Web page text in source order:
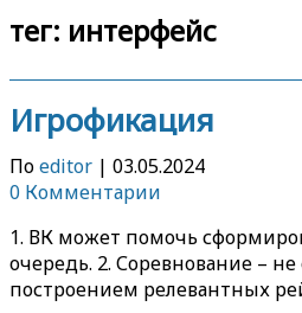
тег: интерфейс
Игрофикация
Поeditor | 03.05.2024
0 Комментарии
1. ВК может помочь
очередь. 2. Соревнование –
построением релевантных